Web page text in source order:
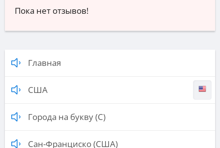
Пока нет отзывов!
Главная
США
Города на букву (С)
Сан-Франциско (США)